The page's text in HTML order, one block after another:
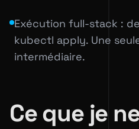
Exécution full-stack :
kubectl apply. Une
intermédiaire.
Ce que je